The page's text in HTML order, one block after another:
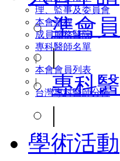
理、監事及委員會
本會章程
成員服務醫院
專科醫師名單
|
本會會員列表
|
台灣專科醫師分佈
準會
|
專科
|
學術活動